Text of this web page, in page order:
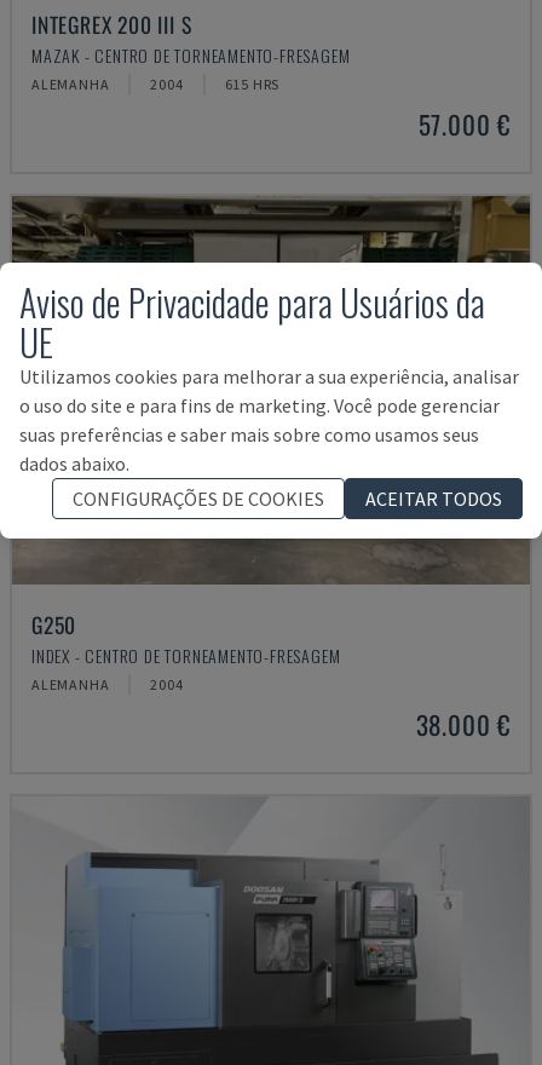
INTEGREX 200 III S
MAZAK - CENTRO DE TORNEAMENTO-FRESAGEM
ALEMANHA 2004 615 HRS
57.000 €
G250
INDEX - CENTRO DE TORNEAMENTO-FRESAGEM
ALEMANHA 2004
38.000 €
Aviso de Privacidade para Usuários da
UE
Utilizamos cookies para melhorar a sua experiência, analisar
o uso do site e para fins de marketing. Você pode gerenciar
suas preferências e saber mais sobre como usamos seus
dados abaixo.
CONFIGURAÇÕES DE COOKIES
ACEITAR TODOS